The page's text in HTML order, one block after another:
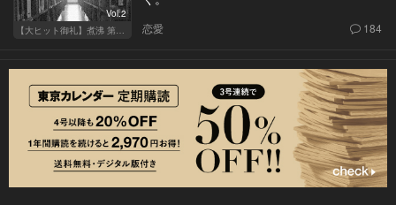
Vol.2
【大ヒット御礼】煮沸 第二章
恋愛 184